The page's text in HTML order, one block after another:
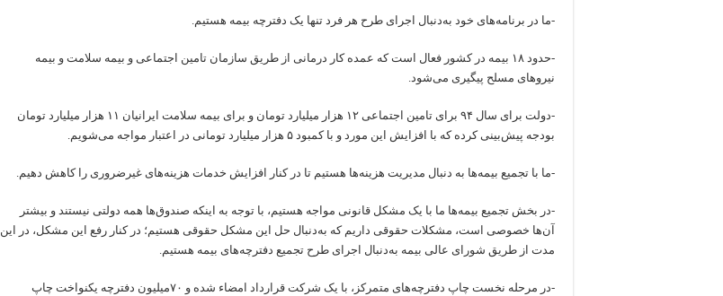
-ما در برنامه‌های خود به‌دنبال اجرای طرح هر فرد تنها یک دفترچه بیمه هستیم.
-حدود ۱۸ بیمه در کشور فعال است که عمده کار درمانی از طریق سازمان تامین اجتماعی و بیمه سلامت و بیمه
نیروهای مسلح پیگیری می‌شود.
-دولت برای سال ۹۴ برای تامین اجتماعی ۱۲ هزار میلیارد تومان و برای بیمه سلامت ایرانیان ۱۱ هزار میلیارد تومان
بودجه پیش‌بینی کرده که با افزایش این مورد و با کمبود ۵ هزار میلیارد تومانی در اعتبار مواجه می‌شویم.
-ما با تجمیع بیمه‌ها به دنبال مدیریت هزینه‌ها هستیم تا در کنار افزایش خدمات هزینه‌های غیرضروری را کاهش دهیم.
-در بخش تجمیع بیمه‌ها ما با یک مشکل قانونی مواجه هستیم، با توجه به اینکه صندوق‌ها همه دولتی نیستند و بیشتر
آن‌ها خصوصی است، مشکلات حقوقی داریم که به‌دنبال حل این مشکل حقوقی هستیم؛ در کنار رفع این مشکل، در این
مدت از طریق شورای عالی بیمه به‌دنبال اجرای طرح تجمیع دفترچه‌های بیمه هستیم.
-در مرحله نخست چاپ دفترچه‌های متمرکز، با یک شرکت قرارداد امضاء شده و ۷۰‌میلیون دفترچه یکنواخت چاپ